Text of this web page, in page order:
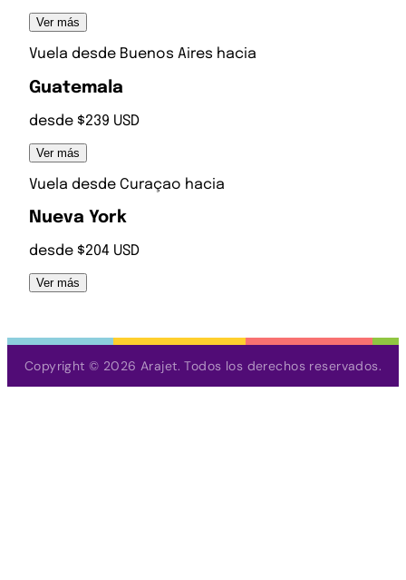
Ver más
Vuela desde Buenos Aires hacia
Guatemala
desde $239 USD
Ver más
Vuela desde Curaçao hacia
Nueva York
desde $204 USD
Ver más
Copyright © 2026 Arajet. Todos los derechos reservados.